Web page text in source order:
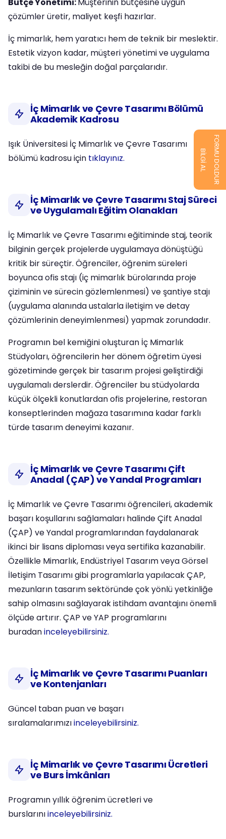
çözümler üretir, maliyet keşfi hazırlar.
İç mimarlık, hem yaratıcı hem de teknik bir meslektir.
Estetik vizyon kadar, müşteri yönetimi ve uygulama
takibi de bu mesleğin doğal parçalarıdır.
İç Mimarlık ve Çevre Tasarımı Bölümü
Akademik Kadrosu
Işık Üniversitesi İç Mimarlık ve Çevre Tasarımı
bölümü kadrosu için tıklayınız.
İç Mimarlık ve Çevre Tasarımı Staj Süreci
ve Uygulamalı Eğitim Olanakları
İç Mimarlık ve Çevre Tasarımı eğitiminde staj, teorik
bilginin gerçek projelerde uygulamaya dönüştüğü
kritik bir süreçtir. Öğrenciler, öğrenim süreleri
boyunca ofis stajı (iç mimarlık bürolarında proje
çiziminin ve sürecin gözlemlenmesi) ve şantiye stajı
(uygulama alanında ustalarla iletişim ve detay
çözümlerinin deneyimlenmesi) yapmak zorundadır.
Programın bel kemiğini oluşturan İç Mimarlık
Stüdyoları, öğrencilerin her dönem öğretim üyesi
gözetiminde gerçek bir tasarım projesi geliştirdiği
uygulamalı derslerdir. Öğrenciler bu stüdyolarda
küçük ölçekli konutlardan ofis projelerine, restoran
konseptlerinden mağaza tasarımına kadar farklı
türde tasarım deneyimi kazanır.
İç Mimarlık ve Çevre Tasarımı Çift
Anadal (ÇAP) ve Yandal Programları
İç Mimarlık ve Çevre Tasarımı öğrencileri, akademik
başarı koşullarını sağlamaları halinde Çift Anadal
(ÇAP) ve Yandal programlarından faydalanarak
ikinci bir lisans diploması veya sertifika kazanabilir.
Özellikle Mimarlık, Endüstriyel Tasarım veya Görsel
İletişim Tasarımı gibi programlarla yapılacak ÇAP,
mezunların tasarım sektöründe çok yönlü yetkinliğe
sahip olmasını sağlayarak istihdam avantajını önemli
ölçüde artırır. ÇAP ve YAP programlarını
buradaninceleyebilirsiniz.
İç Mimarlık ve Çevre Tasarımı Puanları
ve Kontenjanları
Güncel taban puan ve başarı
sıralamalarımızıinceleyebilirsiniz.
İç Mimarlık ve Çevre Tasarımı Ücretleri
ve Burs İmkânları
Programın yıllık öğrenim ücretleri ve
burslarınıinceleyebilirsiniz.
BİLGİ AL FORMU DOLDUR